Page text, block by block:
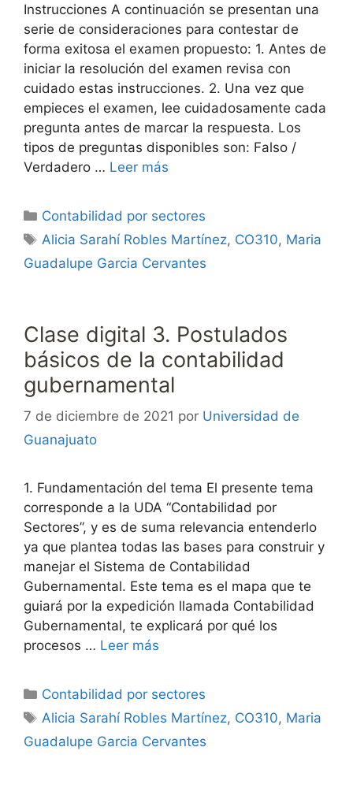
Instrucciones A continuación se presentan una
serie de consideraciones para contestar de
forma exitosa el examen propuesto: 1. Antes de
iniciar la resolución del examen revisa con
cuidado estas instrucciones. 2. Una vez que
empieces el examen, lee cuidadosamente cada
pregunta antes de marcar la respuesta. Los
tipos de preguntas disponibles son: Falso /
Verdadero … Leer más
Categorías
Contabilidad por sectores
Etiquetas
Alicia Sarahí Robles Martínez, CO310, Maria
Guadalupe Garcia Cervantes
Clase digital 3. Postulados
básicos de la contabilidad
gubernamental
7 de diciembre de 2021 por Universidad de
Guanajuato
1. Fundamentación del tema El presente tema
corresponde a la UDA “Contabilidad por
Sectores”, y es de suma relevancia entenderlo
ya que plantea todas las bases para construir y
manejar el Sistema de Contabilidad
Gubernamental. Este tema es el mapa que te
guiará por la expedición llamada Contabilidad
Gubernamental, te explicará por qué los
procesos … Leer más
Categorías
Contabilidad por sectores
Etiquetas
Alicia Sarahí Robles Martínez, CO310, Maria
Guadalupe Garcia Cervantes